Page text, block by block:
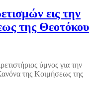
εις την
της Θεοτόκου
ύμνος για την
της Κοιμήσεως της